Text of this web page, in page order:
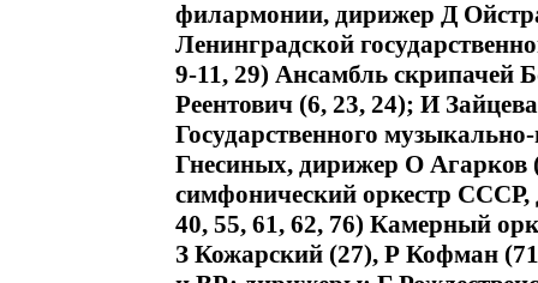
филармонии, дирижер Д
Ленинградской
9-11, 29) Ансамбль
Реентович (6, 23, 24); И
Государственного
Гнесиных, дирижер О Агарков
симфонический оркестр СССР,
40, 55, 61, 62, 76) Камерный
З Кожарский (27), Р Кофман